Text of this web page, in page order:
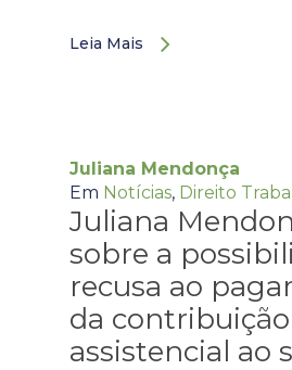
Leia Mais
Juliana Mendonça
Em Notícias, Direito
Juliana
sobre a
recusa ao
da contribuição
assistencial ao